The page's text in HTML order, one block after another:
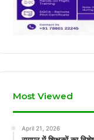
Most Viewed
April 21, 2026